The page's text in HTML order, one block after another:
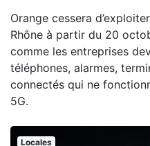
Orange cessera
Rhône à partir du 20
comme les entreprises
téléphones, alarmes,
connectés qui ne
5G.
Locales